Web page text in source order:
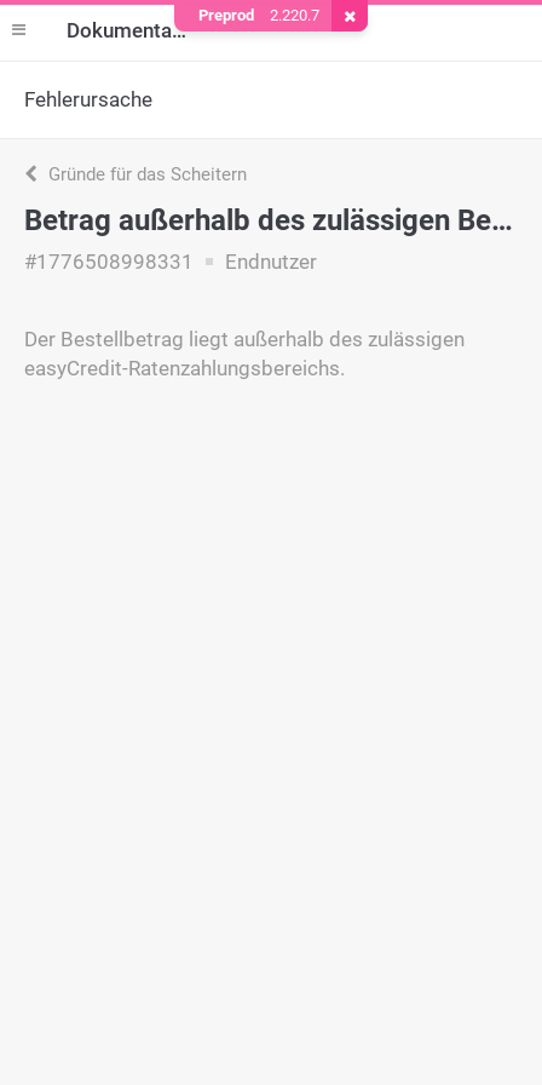
Dokumentation
Fehlerursache
Gründe für das Scheitern
Betrag außerhalb des zulässigen Bereichs
#1776508998331 Endnutzer
Der Bestellbetrag liegt außerhalb des zulässigen
easyCredit-Ratenzahlungsbereichs.
Preprod 2.220.7 Cookie entfernen